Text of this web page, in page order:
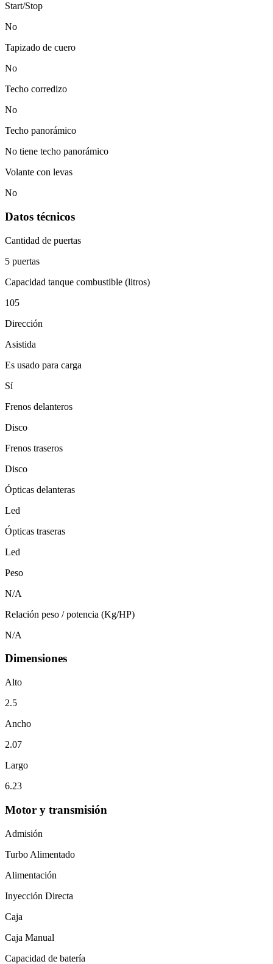
Start/Stop
No
Tapizado de cuero
No
Techo corredizo
No
Techo panorámico
No tiene techo panorámico
Volante con levas
No
Datos técnicos
Cantidad de puertas
5 puertas
Capacidad tanque combustible (litros)
105
Dirección
Asistida
Es usado para carga
Sí
Frenos delanteros
Disco
Frenos traseros
Disco
Ópticas delanteras
Led
Ópticas traseras
Led
Peso
N/A
Relación peso / potencia (Kg/HP)
N/A
Dimensiones
Alto
2.5
Ancho
2.07
Largo
6.23
Motor y transmisión
Admisión
Turbo Alimentado
Alimentación
Inyección Directa
Caja
Caja Manual
Capacidad de batería